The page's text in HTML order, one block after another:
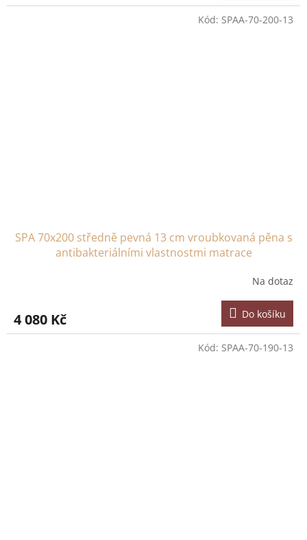
SPA 70x200 středně pevná 13 cm vroubkovaná pěna s
antibakteriálními vlastnostmi matrace
Na dotaz
4 080 Kč Do košíku
Kód: SPAA-70-200-13
Kód: SPAA-70-190-13